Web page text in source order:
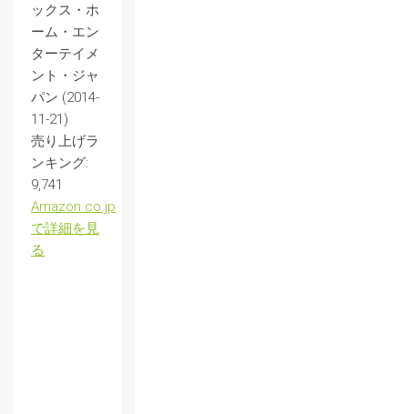
ックス・ホ
ーム・エン
ターテイメ
ント・ジャ
パン (2014-
11-21)
売り上げラ
ンキング:
9,741
Amazon.co.jp
で詳細を見
る